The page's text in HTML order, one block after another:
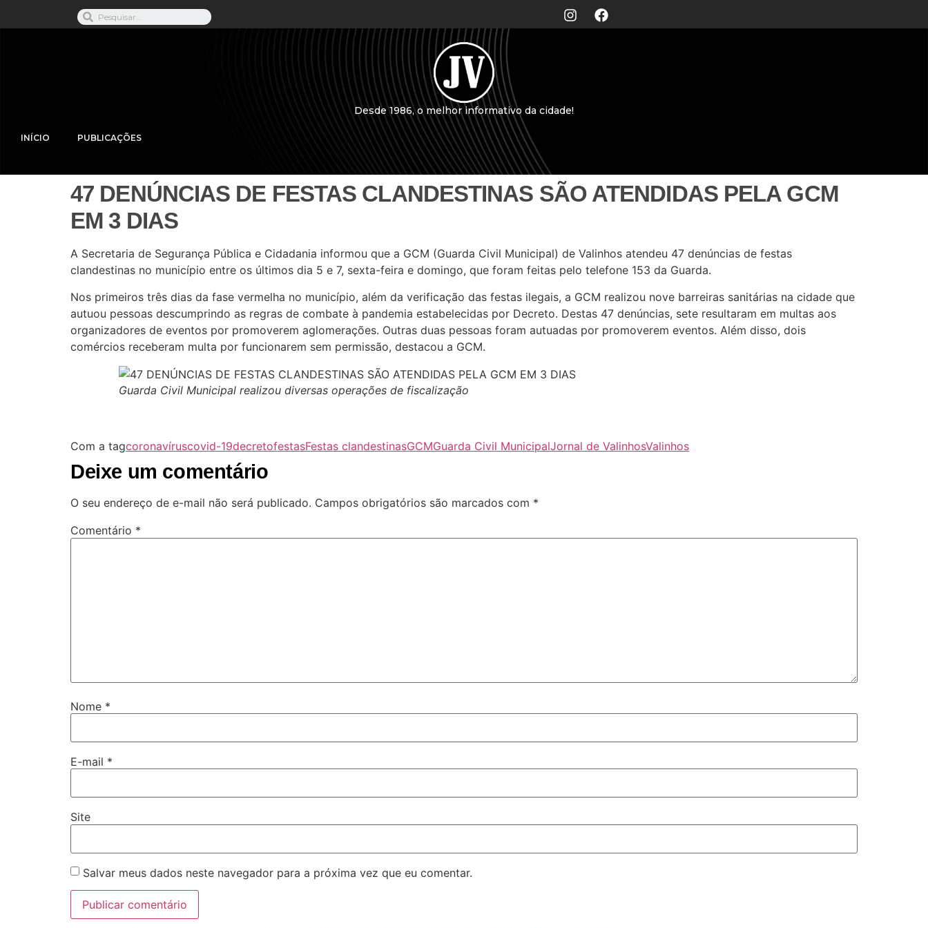
Desde 1986, o melhor informativo da cidade!
INÍCIO PUBLICAÇÕES
47 DENÚNCIAS DE FESTAS CLANDESTINAS SÃO ATENDIDAS PELA GCM
EM 3 DIAS
A Secretaria de Segurança Pública e Cidadania informou que a GCM (Guarda Civil Municipal) de Valinhos atendeu 47 denúncias de festas
clandestinas no município entre os últimos dia 5 e 7, sexta-feira e domingo, que foram feitas pelo telefone 153 da Guarda.
Nos primeiros três dias da fase vermelha no município, além da verificação das festas ilegais, a GCM realizou nove barreiras sanitárias na cidade que
autuou pessoas descumprindo as regras de combate à pandemia estabelecidas por Decreto. Destas 47 denúncias, sete resultaram em multas aos
organizadores de eventos por promoverem aglomerações. Outras duas pessoas foram autuadas por promoverem eventos. Além disso, dois
comércios receberam multa por funcionarem sem permissão, destacou a GCM.
Guarda Civil Municipal realizou diversas operações de fiscalização
Com a tagcoronavíruscovid-19decretofestasFestas clandestinasGCMGuarda Civil MunicipalJornal de ValinhosValinhos
Deixe um comentário
O seu endereço de e-mail não será publicado. Campos obrigatórios são marcados com *
Comentário *
Nome *
E-mail *
Site
Salvar meus dados neste navegador para a próxima vez que eu comentar.